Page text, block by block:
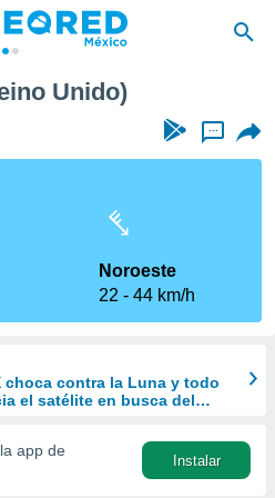
Unido)
...
Noroeste
22
44 km/h
choca contra la Luna y todo
el satélite en busca del
la app de
Instalar